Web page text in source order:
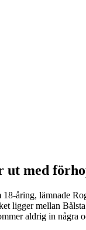
ut med
åring, lämnade
ligger mellan
aldrig in